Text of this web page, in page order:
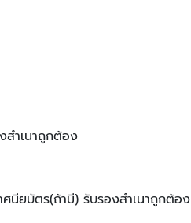
สำเนาถูกต้อง
นียบัตร(ถ้ามี) รับรองสำเนาถูกต้อง